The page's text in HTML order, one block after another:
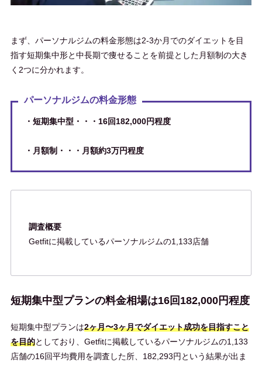
まず、パーソナルジムの料金形態は2-3か月でのダイエットを目
指す短期集中形と中長期で痩せることを前提とした月額制の大き
く2つに分かれます。
パーソナルジムの料金形態
・短期集中型・・・16回182,000円程度
・月額制・・・月額約3万円程度
調査概要
Getfitに掲載しているパーソナルジムの1,133店舗
短期集中型プランの料金相場は16回182,000円程度
短期集中型プランは2ヶ月〜3ヶ月でダイエット成功を目指すこと
を目的としており、Getfitに掲載しているパーソナルジムの1,133
店舗の16回平均費用を調査した所、182,293円という結果が出ま